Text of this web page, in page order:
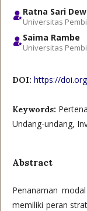
Ratna Sari
Universitas
Saima Rambe
Universitas
DOI: https://
Keywords:
Undang-undang,
Abstract
Penanaman
memiliki peran